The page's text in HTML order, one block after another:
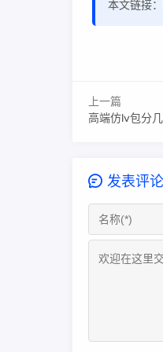
本文链接：
上一篇
高端仿lv包分
发表评论